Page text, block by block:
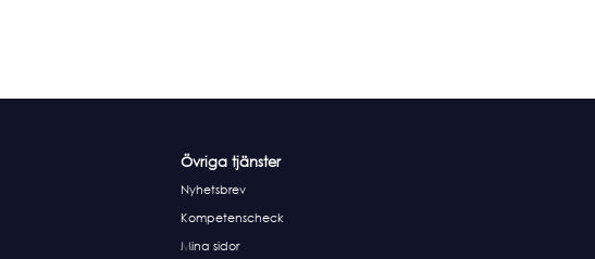
Övriga tjänster
Nyhetsbrev
Kompetenscheck
Mina sidor